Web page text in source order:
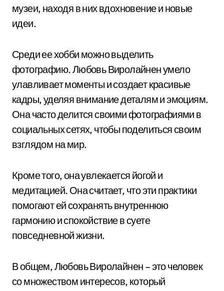
музеи, находя в них вдохновение и новые
идеи.
Среди ее хобби можно выделить
фотографию. Любовь Виролайнен умело
улавливает моменты и создает красивые
кадры, уделяя внимание деталям и эмоциям.
Она часто делится своими фотографиями в
социальных сетях, чтобы поделиться своим
взглядом на мир.
Кроме того, она увлекается йогой и
медитацией. Она считает, что эти практики
помогают ей сохранять внутреннюю
гармонию и спокойствие в суете
повседневной жизни.
В общем, Любовь Виролайнен – это человек
со множеством интересов, который